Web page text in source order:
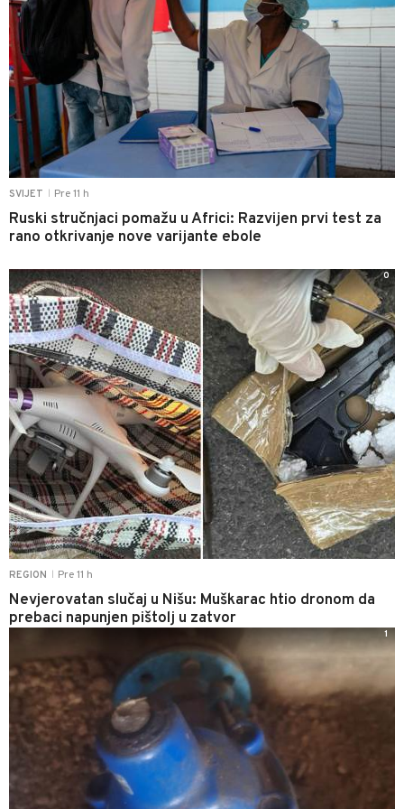
SVIJET Pre 11 h
Ruski stručnjaci pomažu u Africi: Razvijen prvi test za
rano otkrivanje nove varijante ebole
REGION Pre 11 h
Nevjerovatan slučaj u Nišu: Muškarac htio dronom da
prebaci napunjen pištolj u zatvor
0
1